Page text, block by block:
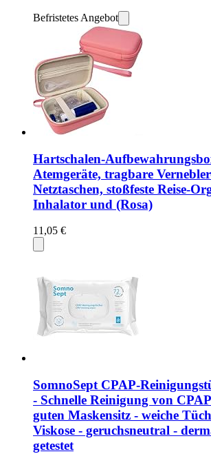
Befristetes Angebot
Hartschalen-
Atemgeräte, tragbare
Netztaschen, stoßfeste Reise-
Inhalator und (Rosa)
11,05 €
SomnoSept CPAP-
- Schnelle Reinigung von
guten Maskensitz - weiche
Viskose - geruchsneutral -
getestet